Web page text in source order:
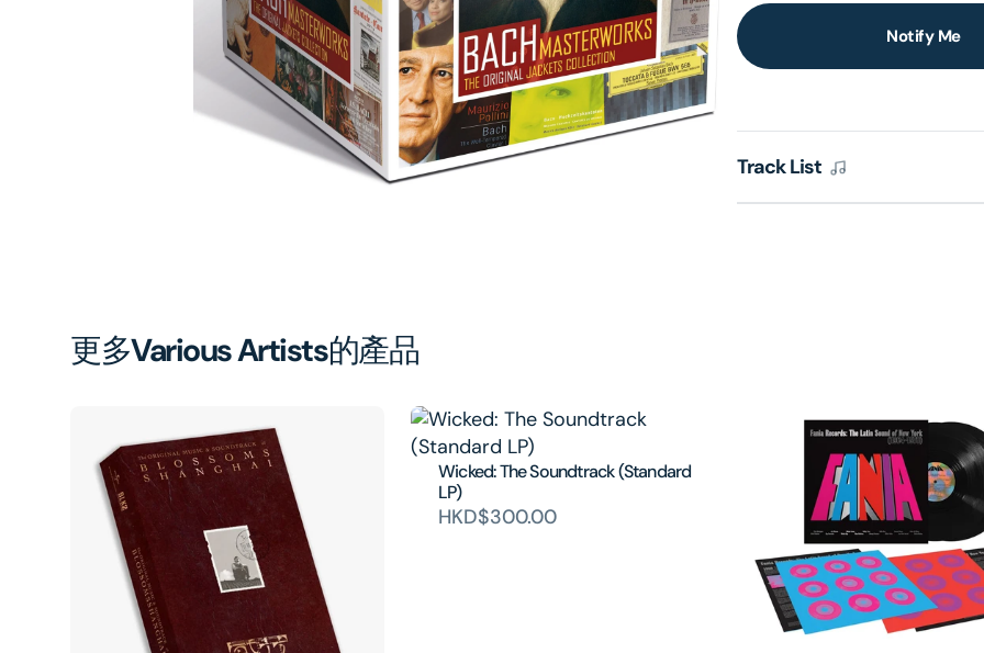
Notify Me
Track List
in
gallery
view
更多Various Artists的產品
Wicked: The Soundtrack (Standard
LP)
HKD$300.00